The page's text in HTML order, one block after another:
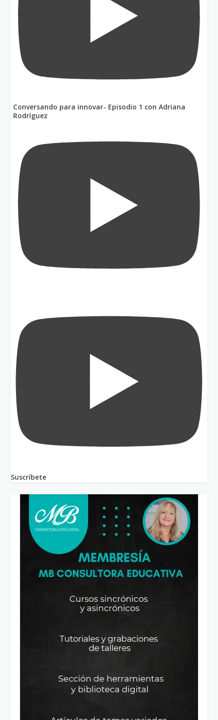
Conversando para innovar- Episodio 1 con Adriana
Rodríguez
Suscríbete